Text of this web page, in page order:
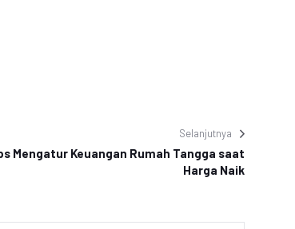
Selanjutnya
Mengatur Keuangan Rumah Tangga saat
Harga Naik